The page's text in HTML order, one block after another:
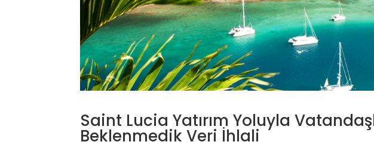
Saint Lucia Yatırım Yoluyla
Beklenmedik Veri İhlali